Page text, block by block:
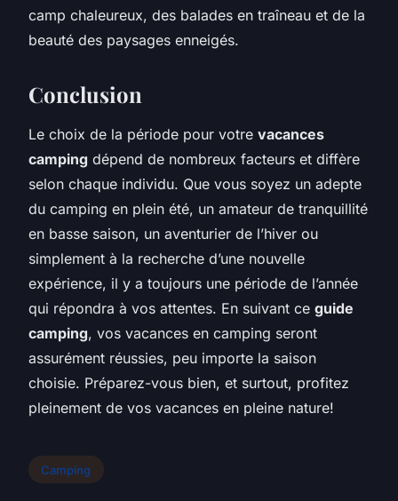
camp chaleureux, des balades en traîneau et de la
beauté des paysages enneigés.
Conclusion
Le choix de la période pour votre vacances
camping dépend de nombreux facteurs et diffère
selon chaque individu. Que vous soyez un adepte
du camping en plein été, un amateur de tranquillité
en basse saison, un aventurier de l’hiver ou
simplement à la recherche d’une nouvelle
expérience, il y a toujours une période de l’année
qui répondra à vos attentes. En suivant ce guide
camping, vos vacances en camping seront
assurément réussies, peu importe la saison
choisie. Préparez-vous bien, et surtout, profitez
pleinement de vos vacances en pleine nature!
Camping